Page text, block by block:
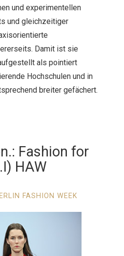
und experimentellen
und gleichzeitiger
Damit ist sie
als pointiert
Hochschulen und in
breiter gefächert.
Fashion for
HAW
FASHION WEEK